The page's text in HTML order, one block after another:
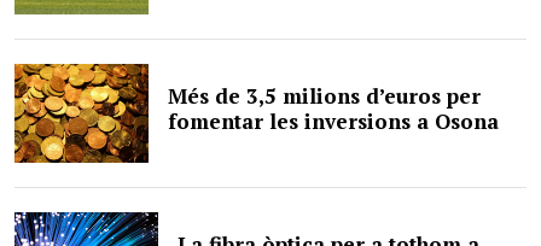
Més de 3,5 milions d’euros per
fomentar les inversions a Osona